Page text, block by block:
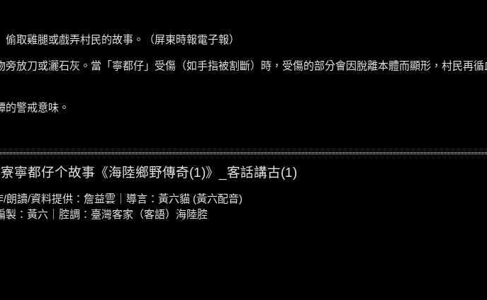
取雞腿或戲弄村民的故事。（屏東時報電子報）
放刀或灑石灰。當「寧都仔」受傷（如手指被割斷）時，受傷的部分會因脫離本體而顯形，村民再循
警戒意味。
寧都仔个故事《海陸鄉野傳奇(1)》_客話講古(1)
/朗讀/資料提供：詹益雲｜導言：黃六貓 (黃六配音)
製：黃六｜腔調：臺灣客家（客語）海陸腔